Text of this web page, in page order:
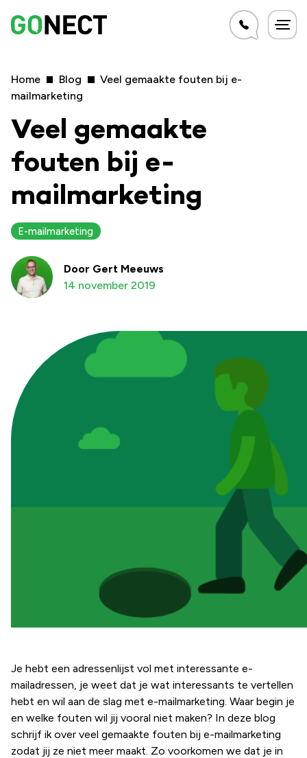
Home Blog
Veel gemaakte fouten bij e-
mailmarketing
Veel gemaakte
fouten bij e-
mailmarketing
E-mailmarketing
Door Gert Meeuws
14 november 2019
Je hebt een adressenlijst vol met interessante e-
mailadressen, je weet dat je wat interessants te vertellen
hebt en wil aan de slag met e-mailmarketing. Waar begin je
en welke fouten wil jij vooral niet maken? In deze blog
schrijf ik over veel gemaakte fouten bij e-mailmarketing
zodat jij ze niet meer maakt. Zo voorkomen we dat je in